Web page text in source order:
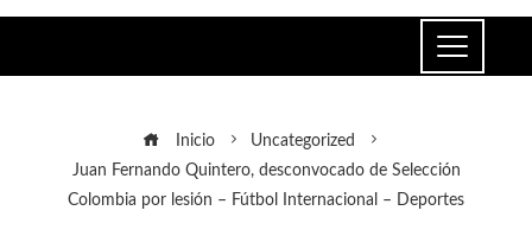
Inicio
Uncategorized
Juan Fernando Quintero, desconvocado de Selección
Colombia por lesión – Fútbol Internacional – Deportes